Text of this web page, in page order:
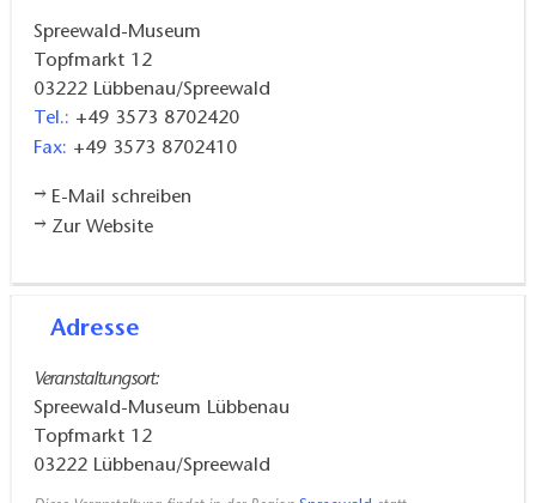
Spreewald-Museum
Topfmarkt 12
03222 Lübbenau/Spreewald
Tel.: +49 3573 8702420
Fax: +49 3573 8702410
E-Mail schreiben
Zur Website
Adresse
Veranstaltungsort:
Spreewald-Museum Lübbenau
Topfmarkt 12
03222 Lübbenau/Spreewald